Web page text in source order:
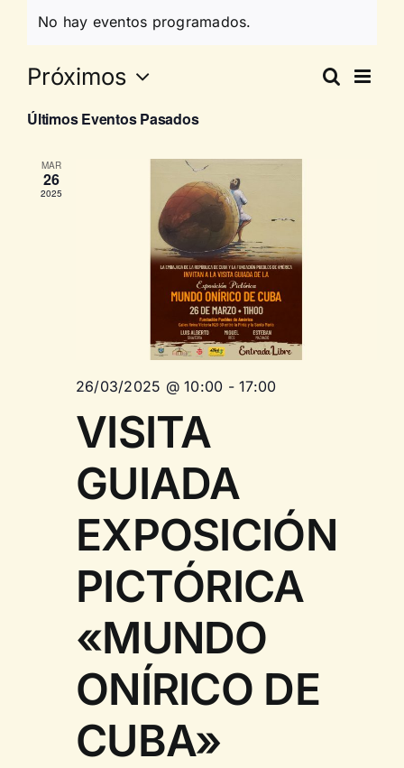
No hay eventos programados.
Buscar
Lista
Próximos
Selecciona
la
Últimos Eventos Pasados
MAR
26
2025
26/03/2025 @ 10:00 -17:00
VISITA
GUIADA
EXPOSICIÓN
PICTÓRICA
«MUNDO
ONÍRICO DE
CUBA»